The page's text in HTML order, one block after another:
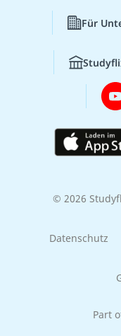
Für
© 2026
Datenschutz
Part